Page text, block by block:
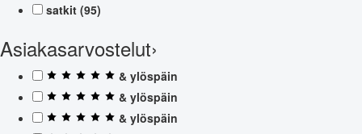
satkit (95)
Asiakasarvostelut›
& ylöspäin
& ylöspäin
& ylöspäin